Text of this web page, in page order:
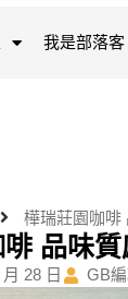
我是部落客
樺瑞莊園咖啡
品味
28 日 GB